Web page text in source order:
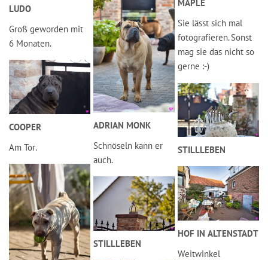
LUDO
Groß geworden mit
6 Monaten.
COOPER
Am Tor.
ADRIAN MONK
Schnöseln kann er
auch.
STILLLEBEN
MAPLE
Sie lässt sich mal
fotografieren. Sonst
mag sie das nicht so
gerne :-)
STILLLEBEN
HOF IN ALTENSTADT
Weitwinkel